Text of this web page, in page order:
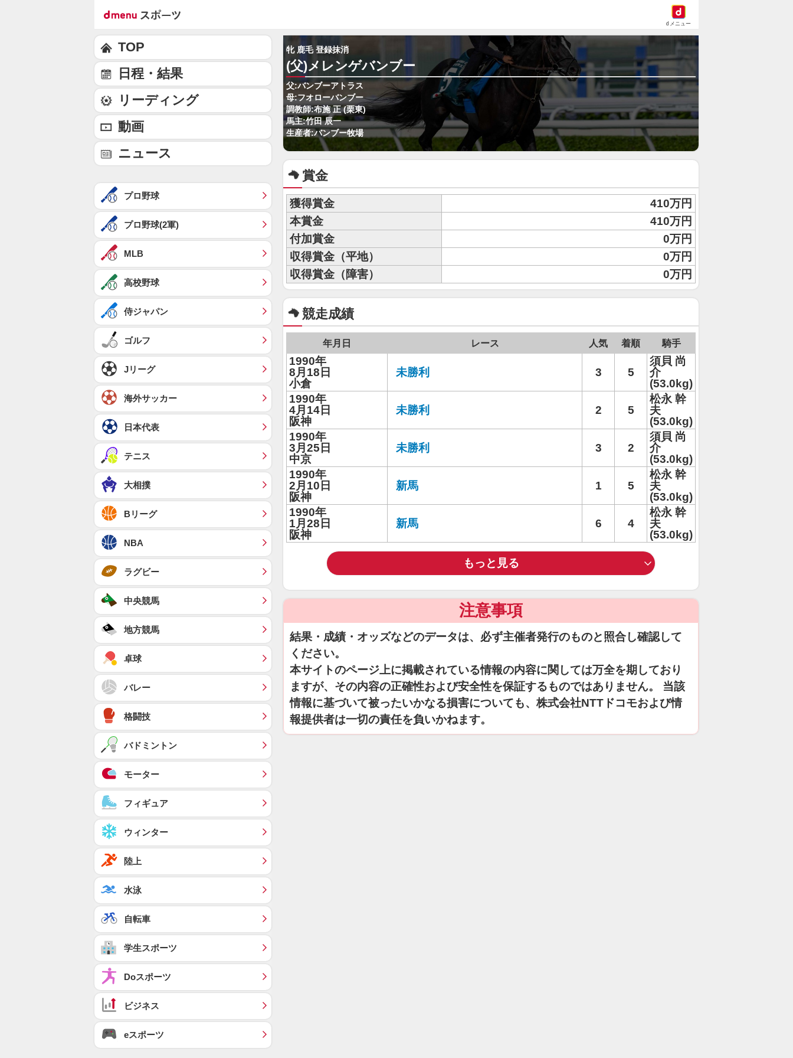
dメニュー
牝 鹿毛 登録抹消
(父)メレンゲバンブー
父:バンブーアトラス
母:フオローバンブー
調教師:布施 正 (栗東)
馬主:竹田 辰一
生産者:バンブー牧場
賞金
獲得賞金
410万円
本賞金
410万円
付加賞金
0万円
収得賞金（平地）
0万円
収得賞金（障害）
0万円
競走成績
年月日 レース 人気 着順 騎手
1990年
8月18日
小倉
未勝利 3 5
須貝 尚
介
(53.0kg)
1990年
4月14日
阪神
未勝利 2 5
松永 幹
夫
(53.0kg)
1990年
3月25日
中京
未勝利 3 2
須貝 尚
介
(53.0kg)
1990年
2月10日
阪神
新馬 1 5
松永 幹
夫
(53.0kg)
1990年
1月28日
阪神
新馬 6 4
松永 幹
夫
(53.0kg)
もっと見る
注意事項
結果・成績・オッズなどのデータは、必ず主催者発行のものと照合し確認して
ください。
本サイトのページ上に掲載されている情報の内容に関しては万全を期しており
ますが、その内容の正確性および安全性を保証するものではありません。 当該
情報に基づいて被ったいかなる損害についても、株式会社NTTドコモおよび情
報提供者は一切の責任を負いかねます。
TOP
日程・結果
リーディング
動画
ニュース
プロ野球
プロ野球(2軍)
MLB
高校野球
侍ジャパン
ゴルフ
Jリーグ
海外サッカー
日本代表
テニス
大相撲
Bリーグ
NBA
ラグビー
中央競馬
地方競馬
卓球
バレー
格闘技
バドミントン
モーター
フィギュア
ウィンター
陸上
水泳
自転車
学生スポーツ
Doスポーツ
ビジネス
eスポーツ